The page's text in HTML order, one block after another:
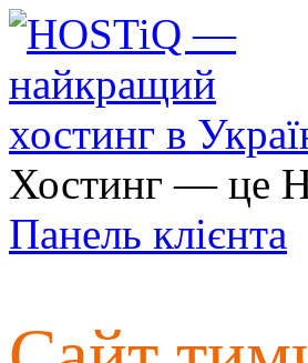
Хостинг — це
Панель клієнта